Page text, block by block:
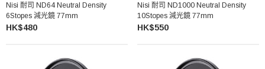
Nisi 耐司 ND64 Neutral Density
6Stopes 減光鏡 77mm
HK$480
Nisi 耐司 ND1000 Neutral Density
10Stopes 減光鏡 77mm
HK$550